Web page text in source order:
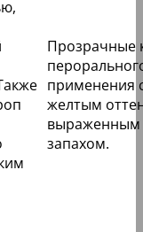
Прозрачные
применения
желтым
выраженным
запахом.